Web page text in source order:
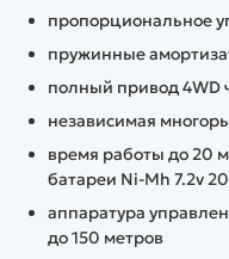
пропорциональное
пружинные
полный привод 4WD
независимая
время работы до 20
батареи Ni-Mh 7.2v
аппаратура
до 150 метров